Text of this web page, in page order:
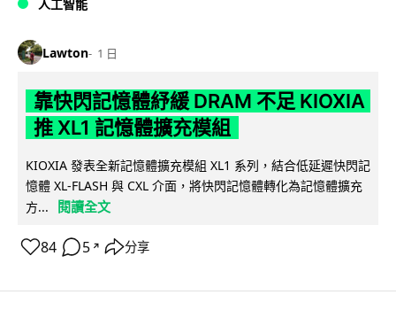
人工智能
Lawton 1 日
靠快閃記憶體紓緩 DRAM 不足 KIOXIA
推 XL1 記憶體擴充模組
KIOXIA 發表全新記憶體擴充模組 XL1 系列，結合低延遲快閃記
憶體 XL-FLASH 與 CXL 介面，將快閃記憶體轉化為記憶體擴充
方...
閱讀全文
84 5 ↗ 分享